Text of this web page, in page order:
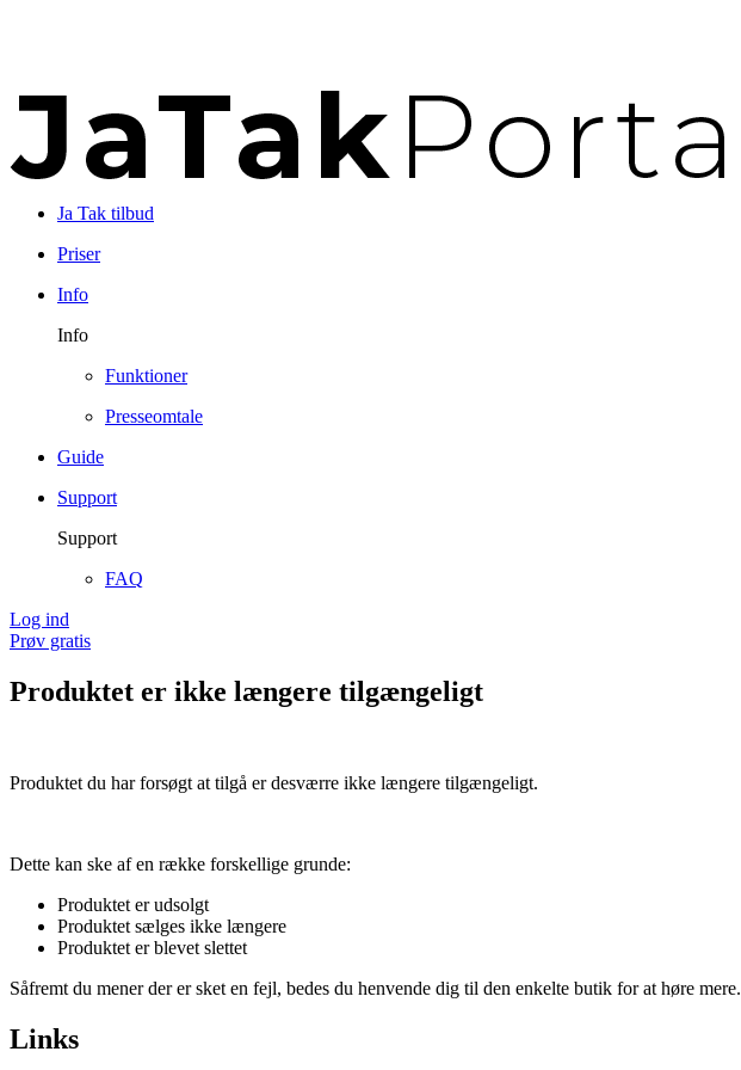
Ja Tak tilbud
Priser
Info
Info
Funktioner
Presseomtale
Guide
Support
Support
FAQ
Log ind
Prøv gratis
Produktet er ikke længere tilgængeligt
Produktet du har forsøgt at tilgå er desværre ikke længere tilgængeligt.
Dette kan ske af en række forskellige grunde:
Produktet er udsolgt
Produktet sælges ikke længere
Produktet er blevet slettet
Såfremt du mener der er sket en fejl, bedes du henvende dig til den enkelte butik for at høre mere.
Links